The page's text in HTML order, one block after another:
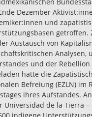
Dezember
und
getroffen.
Austausch von
Analysen,
und der
hatte die
Befreiung (EZLN) im
ihres Aufstandes.
Universidad de la Tierra –